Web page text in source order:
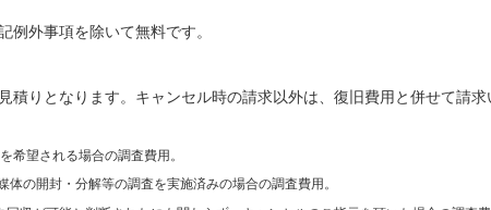
例外事項を除いて無料です。
積りとなります。キャンセル時の請求以外は、復旧費用と併せて請求
希望される場合の調査費用。
体の開封・分解等の調査を実施済みの場合の調査費用。